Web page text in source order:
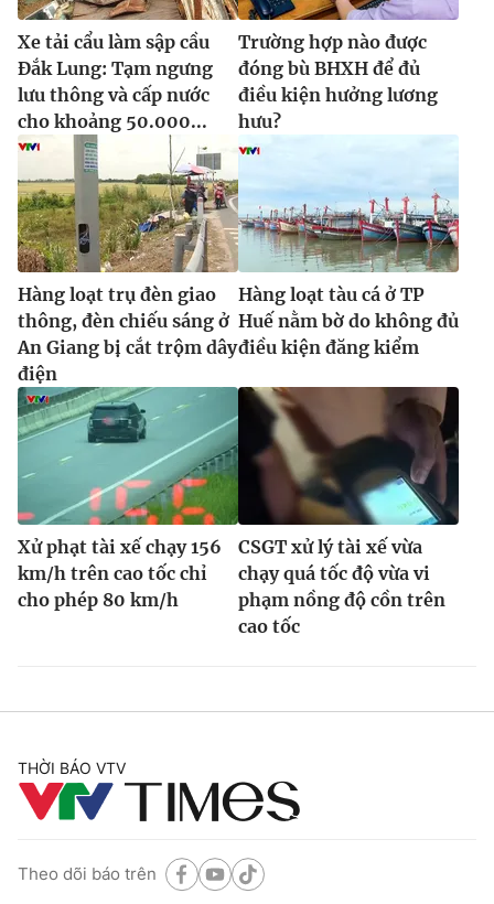
Xe tải cẩu làm sập cầu
Đắk Lung: Tạm ngưng
lưu thông và cấp nước
cho khoảng 50.000...
Trường hợp nào được
đóng bù BHXH để đủ
điều kiện hưởng lương
hưu?
Hàng loạt trụ đèn giao
thông, đèn chiếu sáng ở
An Giang bị cắt trộm dây
điện
Hàng loạt tàu cá ở TP
Huế nằm bờ do không đủ
điều kiện đăng kiểm
Xử phạt tài xế chạy 156
km/h trên cao tốc chỉ
cho phép 80 km/h
CSGT xử lý tài xế vừa
chạy quá tốc độ vừa vi
phạm nồng độ cồn trên
cao tốc
THỜI BÁO VTV
Theo dõi báo trên